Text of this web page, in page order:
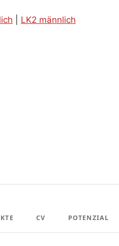
LK2 männlich
CV POTENZIAL